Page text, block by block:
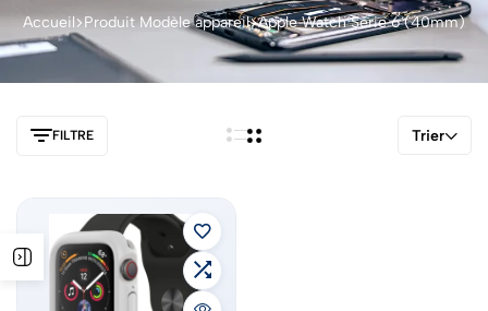
Accueil Produit Modèle appareil Apple Watch Série 6 (40mm)
FILTRE Trier